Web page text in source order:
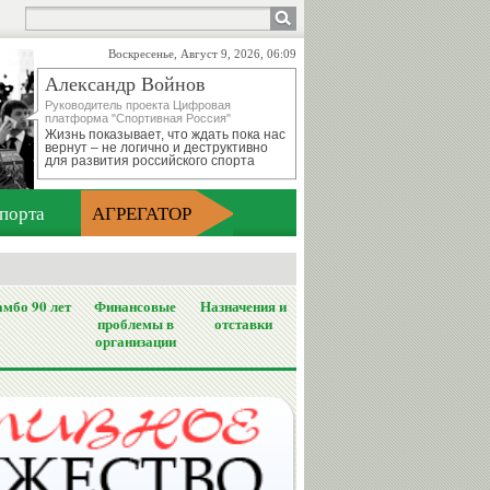
Воскресенье, Август 9, 2026, 06:09
Александр Войнов
Руководитель проекта Цифровая
платформа "Спортивная Россия"
Жизнь показывает, что ждать пока нас
вернут – не логично и деструктивно
для развития российского спорта
АГРЕГАТОР
90 лет
Финансовые
проблемы в
организации
Назначения и
отставки